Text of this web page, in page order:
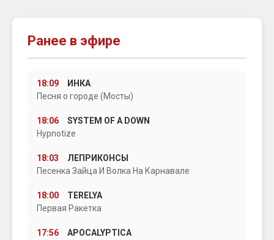
Ранее в эфире
18:09
ИНКА
Песня о городе (Мосты)
18:06
SYSTEM OF A DOWN
Hypnotize
18:03
ЛЕПРИКОНСЫ
Песенка Зайца И Волка На Карнавале
18:00
TERELYA
Первая Ракетка
17:56 APOCALYPTICA